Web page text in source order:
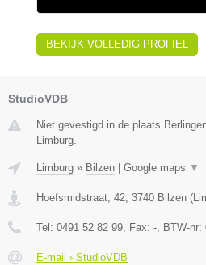
BEKIJK VOLLEDIG PROFIEL
StudioVDB
Niet gevestigd in de plaats
Limburg.
Limburg » Bilzen Google maps ▼
Hoefsmidstraat, 42, 3740 Bilzen (
Tel: 0491 52 82 99, Fax: -, BTW-nr:
E-mail › StudioVDB